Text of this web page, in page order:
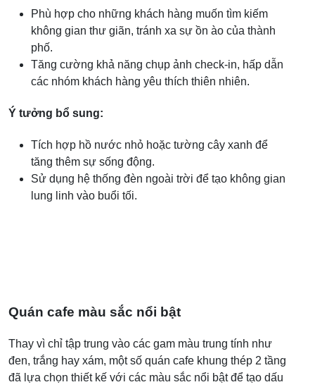
Phù hợp cho những khách hàng muốn tìm kiếm
không gian thư giãn, tránh xa sự ồn ào của thành
phố.
Tăng cường khả năng chụp ảnh check-in, hấp dẫn
các nhóm khách hàng yêu thích thiên nhiên.
Ý tưởng bổ sung:
Tích hợp hồ nước nhỏ hoặc tường cây xanh để
tăng thêm sự sống động.
Sử dụng hệ thống đèn ngoài trời để tạo không gian
lung linh vào buổi tối.
Quán cafe màu sắc nổi bật
Thay vì chỉ tập trung vào các gam màu trung tính như
đen, trắng hay xám, một số quán cafe khung thép 2 tầng
đã lựa chọn thiết kế với các màu sắc nổi bật để tạo dấu